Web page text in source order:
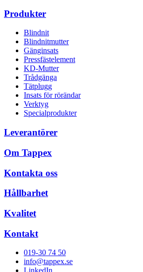
Produkter
Blindnit
Blindnitmutter
Gänginsats
Pressfästelement
KD-Mutter
Trådgänga
Tätplugg
Insats för rörändar
Verktyg
Specialprodukter
Leverantörer
Om Tappex
Kontakta oss
Hållbarhet
Kvalitet
Kontakt
019-30 74 50
info@tappex.se